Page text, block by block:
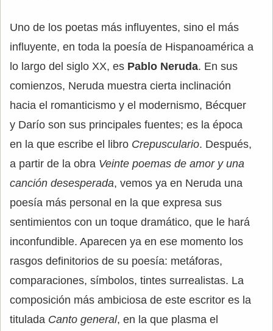
Uno de los poetas más influyentes, sino el más
influyente, en toda la poesía de Hispanoamérica a
lo largo del siglo XX, es Pablo Neruda. En sus
comienzos, Neruda muestra cierta inclinación
hacia el romanticismo y el modernismo, Bécquer
y Darío son sus principales fuentes; es la época
en la que escribe el libro Crepusculario. Después,
a partir de la obra Veinte poemas de amor y una
canción desesperada, vemos ya en Neruda una
poesía más personal en la que expresa sus
sentimientos con un toque dramático, que le hará
inconfundible. Aparecen ya en ese momento los
rasgos definitorios de su poesía: metáforas,
comparaciones, símbolos, tintes surrealistas. La
composición más ambiciosa de este escritor es la
titulada Canto general, en la que plasma el